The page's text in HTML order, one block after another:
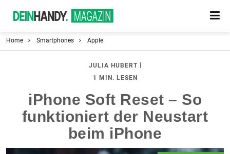
Home Smartphones Apple
JULIA HUBERT|
1 MIN. LESEN
iPhone Soft Reset – So
funktioniert der Neustart
beim iPhone